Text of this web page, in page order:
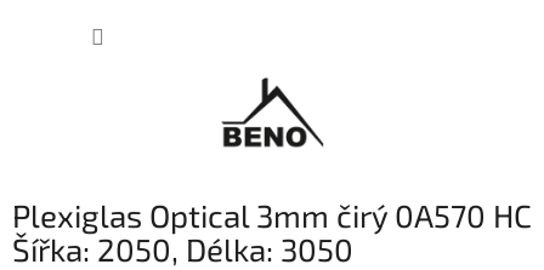
Plexiglas Optical 3mm čirý 0A570 HC
Šířka: 2050, Délka: 3050